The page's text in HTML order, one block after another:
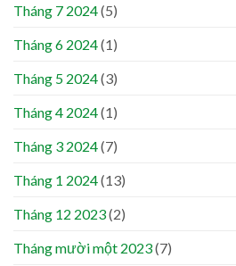
Tháng 7 2024(5)
Tháng 6 2024(1)
Tháng 5 2024(3)
Tháng 4 2024(1)
Tháng 3 2024(7)
Tháng 1 2024(13)
Tháng 12 2023(2)
Tháng mười một 2023(7)